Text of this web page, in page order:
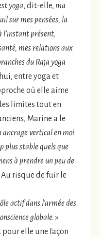
yoga, dit-elle, ma
sur mes pensées, la
l’instant présent,
mes relations aux
du Raja yoga
entre yoga et
où elle aime
limites tout en
Marine a le
ancrage vertical en moi
plus stable quels que
à prendre un peu de
Au risque de fuir le
actif dans l’armée des
globale.»
elle une façon